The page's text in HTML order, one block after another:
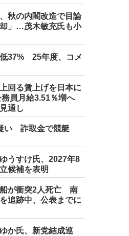
秋の内閣改造で目論
」…茂木敏充氏も小
低37% 25年度、コメ
回る賃上げを日本に
員月給3.51％増へ
通し
い 詐取金で競艇
うすけ氏、2027年8
候補を表明
が衝突2人死亡 南
追跡中、公表までに
か氏、新党結成巡